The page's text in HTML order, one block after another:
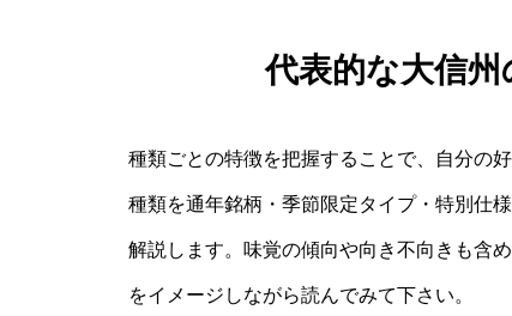
代表的な大信
種類ごとの特徴を把握することで、自分の
種類を通年銘柄・季節限定タイプ・特別仕
解説します。味覚の傾向や向き不向きも含
をイメージしながら読んでみて下さい。